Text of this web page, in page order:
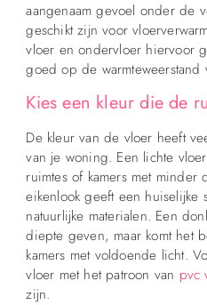
aangenaam gevoel onder de
geschikt zijn voor
vloer en ondervloer hiervoor
goed op de warmteweerstand
Kies een kleur die de
De kleur van de vloer heeft
van je woning. Een lichte
ruimtes of kamers met minder
eikenlook geeft een huiselijke
natuurlijke materialen. Een
diepte geven, maar komt het
kamers met voldoende licht.
vloer met het patroon van pvc
zijn.